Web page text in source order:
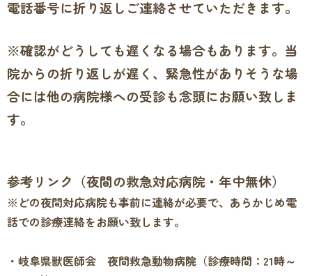
電話番号に折り返しご連絡させていただきます。
※確認がどうしても遅くなる場合もあります。当
院からの折り返しが遅く、緊急性がありそうな場
合には他の病院様への受診も念頭にお願い致しま
す。
参考リンク（夜間の救急対応病院・年中無休）
※どの夜間対応病院も事前に連絡が必要で、あらかじめ電
話での診療連絡をお願い致します。
・岐阜県獣医師会 夜間救急動物病院（診療時間：21時～